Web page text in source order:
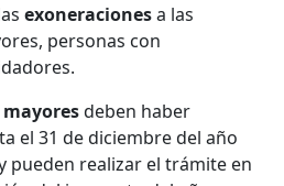
exoneracionesa las
personas con
deben haber
el 31 de diciembre del año
pueden realizar el trámite en